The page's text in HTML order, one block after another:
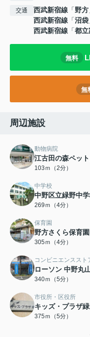
交通 西武新宿線 「野方
西武新宿線 「沼袋
西武新宿線 「都立
無料
無
周辺施設
動物病院
江古田の森ペッ
103ｍ（2分）
中学校
中野区立緑野中
269ｍ（4分）
保育園
野方さくら保育園
305ｍ（4分）
コンビニエンススト
ローソン 中野丸
340ｍ（5分）
市役所・区役所
キッズ・プラザ
375ｍ（5分）